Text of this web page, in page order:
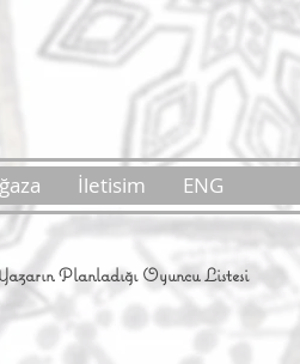
İletisim ENG
Planladığı Oyuncu Listesi